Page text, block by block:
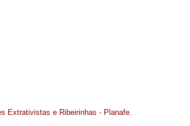
Extrativistas e Ribeirinhas - Planafe.